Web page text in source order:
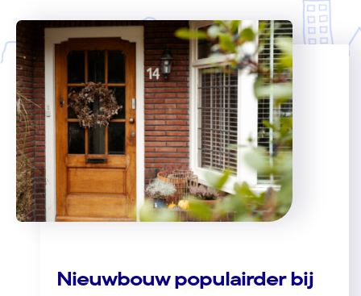
Nieuwbouw populairder bij